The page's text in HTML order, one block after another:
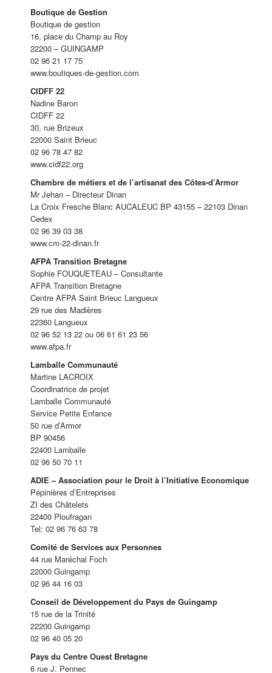
Boutique de Gestion
Boutique de gestion
16, place du Champ au Roy
22200 – GUINGAMP
02 96 21 17 75
www.boutiques-de-gestion.com
CIDFF 22
Nadine Baron
CIDFF 22
30, rue Brizeux
22000 Saint Brieuc
02 96 78 47 82
www.cidf22.org
Chambre de métiers et de l’artisanat des Côtes-d’Armor
Mr Jehan – Directeur Dinan
La Croix Fresche Blanc AUCALEUC BP 43155 – 22103 Dinan
Cedex
02 96 39 03 38
www.cm-22-dinan.fr
AFPA Transition Bretagne
Sophie FOUQUETEAU – Consultante
AFPA Transition Bretagne
Centre AFPA Saint Brieuc Langueux
29 rue des Madières
22360 Langueux
02 96 52 13 22 ou 06 61 61 23 56
www.afpa.fr
Lamballe Communauté
Martine LACROIX
Coordinatrice de projet
Lamballe Communauté
Service Petite Enfance
50 rue d’Armor
BP 90456
22400 Lamballe
02 96 50 70 11
ADIE – Association pour le Droit à l’Initiative Economique
Pépinières d’Entreprises
ZI des Châtelets
22400 Ploufragan
Tel: 02 96 76 63 78
Comité de Services aux Personnes
44 rue Maréchal Foch
22000 Guingamp
02 96 44 16 03
Conseil de Développement du Pays de Guingamp
15 rue de la Trinité
22200 Guingamp
02 96 40 05 20
Pays du Centre Ouest Bretagne
6 rue J. Pennec